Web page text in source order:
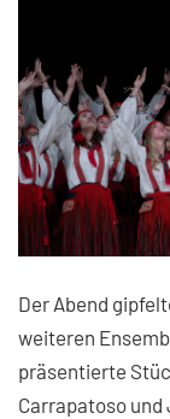
Der Abend
weiteren
präsentierte
Carrapatoso